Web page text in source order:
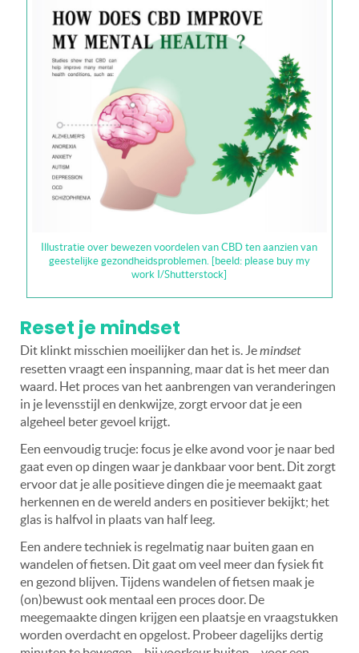
Illustratie over bewezen voordelen van CBD ten aanzien van
geestelijke gezondheidsproblemen. [beeld: please buy my
work I/Shutterstock]
Reset je mindset
Dit klinkt misschien moeilijker dan het is. Jemindset
resetten vraagt een inspanning, maar dat is het meer dan
waard. Het proces van het aanbrengen van veranderingen
in je levensstijl en denkwijze, zorgt ervoor dat je een
algeheel beter gevoel krijgt.
Een eenvoudig trucje: focus je elke avond voor je naar bed
gaat even op dingen waar je dankbaar voor bent. Dit zorgt
ervoor dat je alle positieve dingen die je meemaakt gaat
herkennen en de wereld anders en positiever bekijkt; het
glas is halfvol in plaats van half leeg.
Een andere techniek is regelmatig naar buiten gaan en
wandelen of fietsen. Dit gaat om veel meer dan fysiek fit
en gezond blijven. Tijdens wandelen of fietsen maak je
(on)bewust ook mentaal een proces door. De
meegemaakte dingen krijgen een plaatsje en vraagstukken
worden overdacht en opgelost. Probeer dagelijks dertig